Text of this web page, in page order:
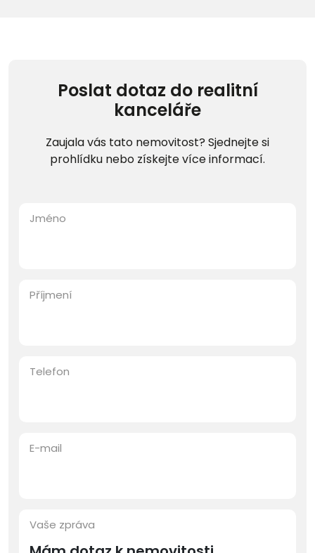
Poslat dotaz do realitní
kanceláře
Zaujala vás tato nemovitost? Sjednejte si
prohlídku nebo získejte více informací.
Jméno
Příjmení
Telefon
E-mail
Vaše zpráva